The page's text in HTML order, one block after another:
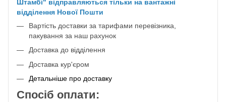
Штамбі" відправляються тільки на вантажні
відділення Нової Пошти
Вартість доставки за тарифами перевізника,
пакування за наш рахунок
Доставка до відділення
Доставка кур'єром
Детальніше про доставку
Спосіб оплати: